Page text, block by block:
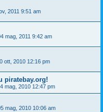
2011 9:51 am
mag, 2011 9:42 am
ott, 2010 12:16 pm
piratebay.org!
mag, 2010 12:47 pm
mag, 2010 10:06 am